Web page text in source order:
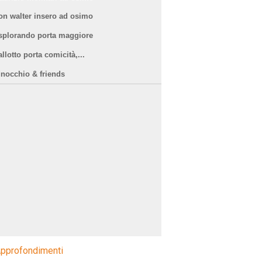
walter insero ad osimo
porta maggiore
porta comicità,...
& friends